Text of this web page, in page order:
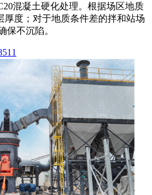
混凝土硬化处理。根据场区地质
厚度；对于地质条件差的拌和站场
保不沉陷。